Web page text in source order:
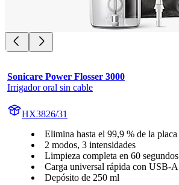
Sonicare Power Flosser 3000
Irrigador oral sin cable
HX3826/31
Elimina hasta el 99,9 % de la placa
2 modos, 3 intensidades
Limpieza completa en 60 segundos
Carga universal rápida con USB-A
Depósito de 250 ml